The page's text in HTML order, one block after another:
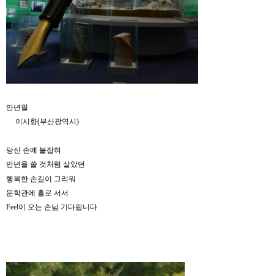
만년필
이시향(부산광역시)
당신 손에 붙잡혀
만년을 쓸 것처럼 살았던
행복한 손길이 그리워
문학관에 홀로 서서
Feel이 오는 손님 기다립니다.